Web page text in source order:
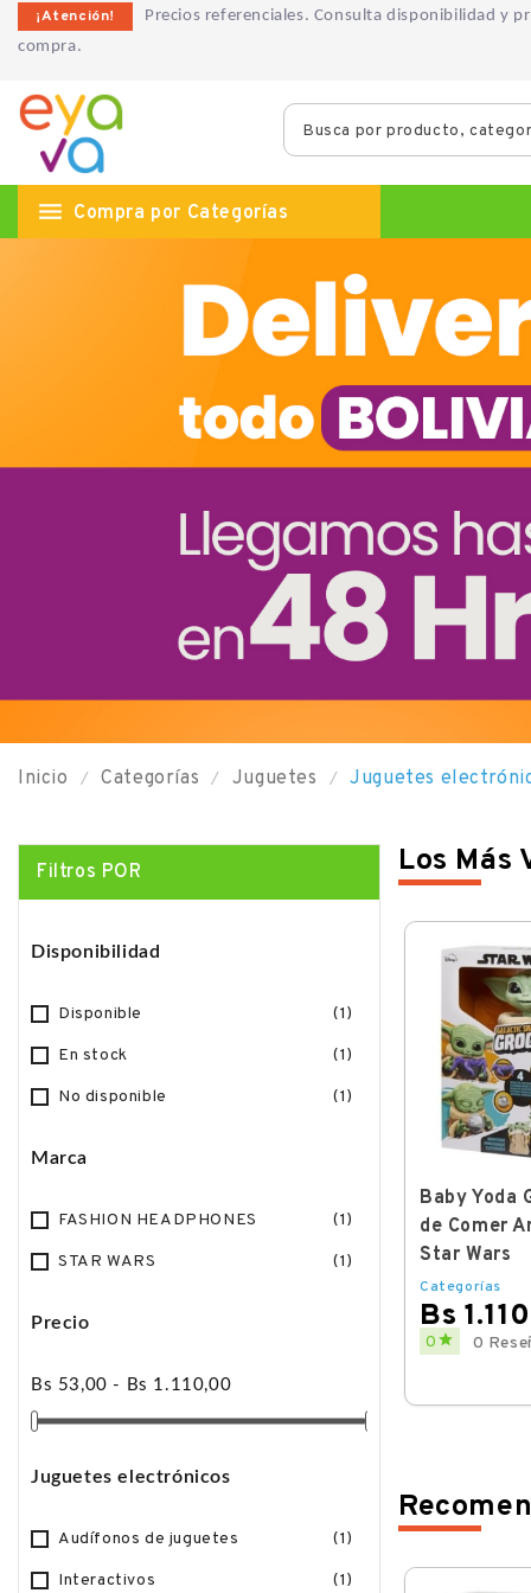
¡Atención! Precios referenciales. Consulta disponibilidad y
compra.
 Compra por Categorías
Inicio Categorías Juguetes Juguetes
Filtros POR
Disponibilidad
Disponible (1)
En stock (1)
No disponible (1)
Marca
FASHION HEADPHONES (1)
STAR WARS (1)
Precio
Bs 53,00 - Bs 1.110,00
Juguetes electrónicos
Audífonos de juguetes (1)
Interactivos (1)
Los Más
de Comer Animatronico
Star Wars
Baby Yoda
de Comer
Star Wars
Categorías
Bs
Price
0  0